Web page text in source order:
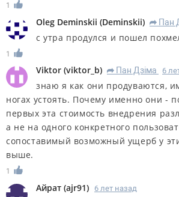
1
Oleg Deminskii (Deminskii) R Пан
с утра продулся и пошел
1
Viktor (viktor_b) R Пан Дзiма 6
знаю я как они продуваются,
ногах устоять. Почему именно они -
первых эта стоимость внедрения
а не на одного конкретного
сопоставимый возможный ущерб у
выше.
1
Айрат (ajr91) 6 лет назад